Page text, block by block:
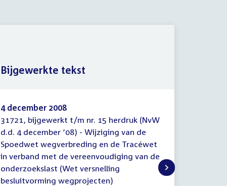
Bijgewerkte
tekst
4 december 2008
31721, bijgewerkt t/m nr. 15 herdruk (NvW
d.d. 4 december ’08) - Wijziging van de
Spoedwet wegverbreding en de Tracéwet
in verband met de vereenvoudiging van de
onderzoekslast (Wet versnelling
besluitvorming wegprojecten)
Bijgewerkte tekst